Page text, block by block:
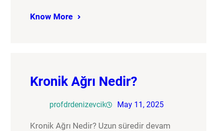
Know More
Kronik Ağrı Nedir?
profdrdenizevcik May 11, 2025
Kronik Ağrı Nedir? Uzun süredir devam